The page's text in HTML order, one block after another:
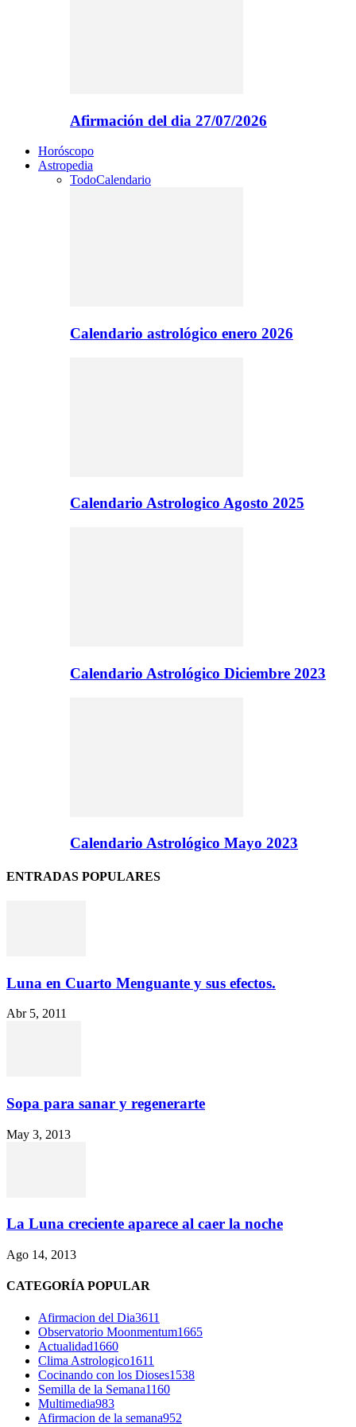
Afirmación del dia 27/07/2026
Horóscopo
Astropedia
TodoCalendario
Calendario astrológico enero 2026
Calendario Astrologico Agosto 2025
Calendario Astrológico Diciembre 2023
Calendario Astrológico Mayo 2023
ENTRADAS POPULARES
Luna en Cuarto Menguante y sus efectos.
Abr 5, 2011
Sopa para sanar y regenerarte
May 3, 2013
La Luna creciente aparece al caer la noche
Ago 14, 2013
CATEGORÍA POPULAR
Afirmacion del Dia3611
Observatorio Moonmentum1665
Actualidad1660
Clima Astrologico1611
Cocinando con los Dioses1538
Semilla de la Semana1160
Multimedia983
Afirmacion de la semana952